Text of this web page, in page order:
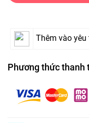
Thêm vào yêu
Phương thức thanh